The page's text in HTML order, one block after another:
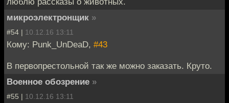
микроэлектронщик »
#54 | 10.12.16 13:11
Кому: Punk_UnDeaD, #43
В первопрестольной так же можно заказать. Круто.
Военное обозрение »
#55 | 10.12.16 13:11